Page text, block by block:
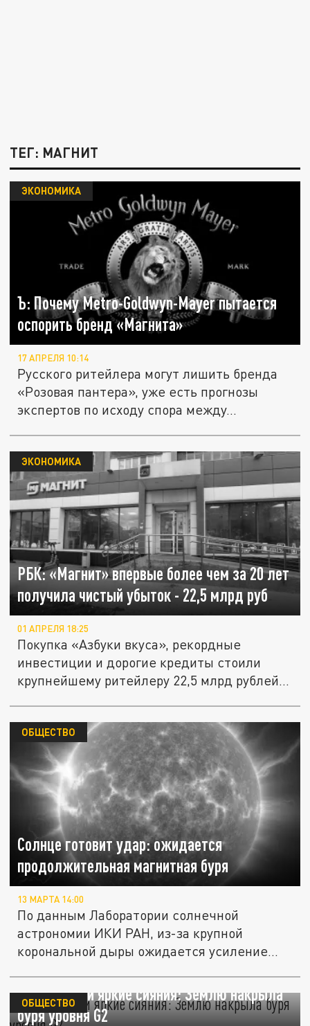
ТЕГ: МАГНИТ
Ъ: Почему Metro-Goldwyn-Mayer пытается
оспорить бренд «Магнита»
ЭКОНОМИКА
17 АПРЕЛЯ 10:14
Русского ритейлера могут лишить бренда
«Розовая пантера», уже есть прогнозы
экспертов по исходу спора между...
РБК: «Магнит» впервые более чем за 20 лет
получила чистый убыток - 22,5 млрд руб
ЭКОНОМИКА
01 АПРЕЛЯ 18:25
Покупка «Азбуки вкуса», рекордные
инвестиции и дорогие кредиты стоили
крупнейшему ритейлеру 22,5 млрд рублей...
Солнце готовит удар: ожидается
продолжительная магнитная буря
ОБЩЕСТВО
13 МАРТА 14:00
По данным Лаборатории солнечной
астрономии ИКИ РАН, из-за крупной
корональной дыры ожидается усиление...
Сбои связи и яркие сияния: Землю накрыла
буря уровня G2
ОБЩЕСТВО